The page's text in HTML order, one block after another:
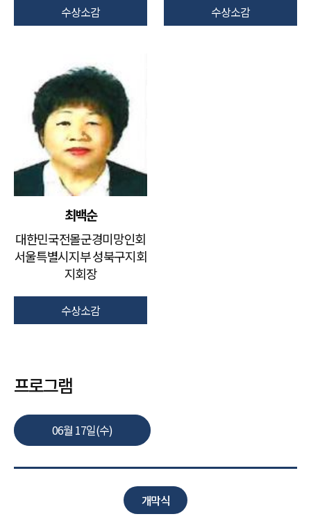
수상소감 수상소감
최백순
대한민국전몰군경미망인회
서울특별시지부 성북구지회
지회장
수상소감
프로그램
06월 17일(수)
개막식